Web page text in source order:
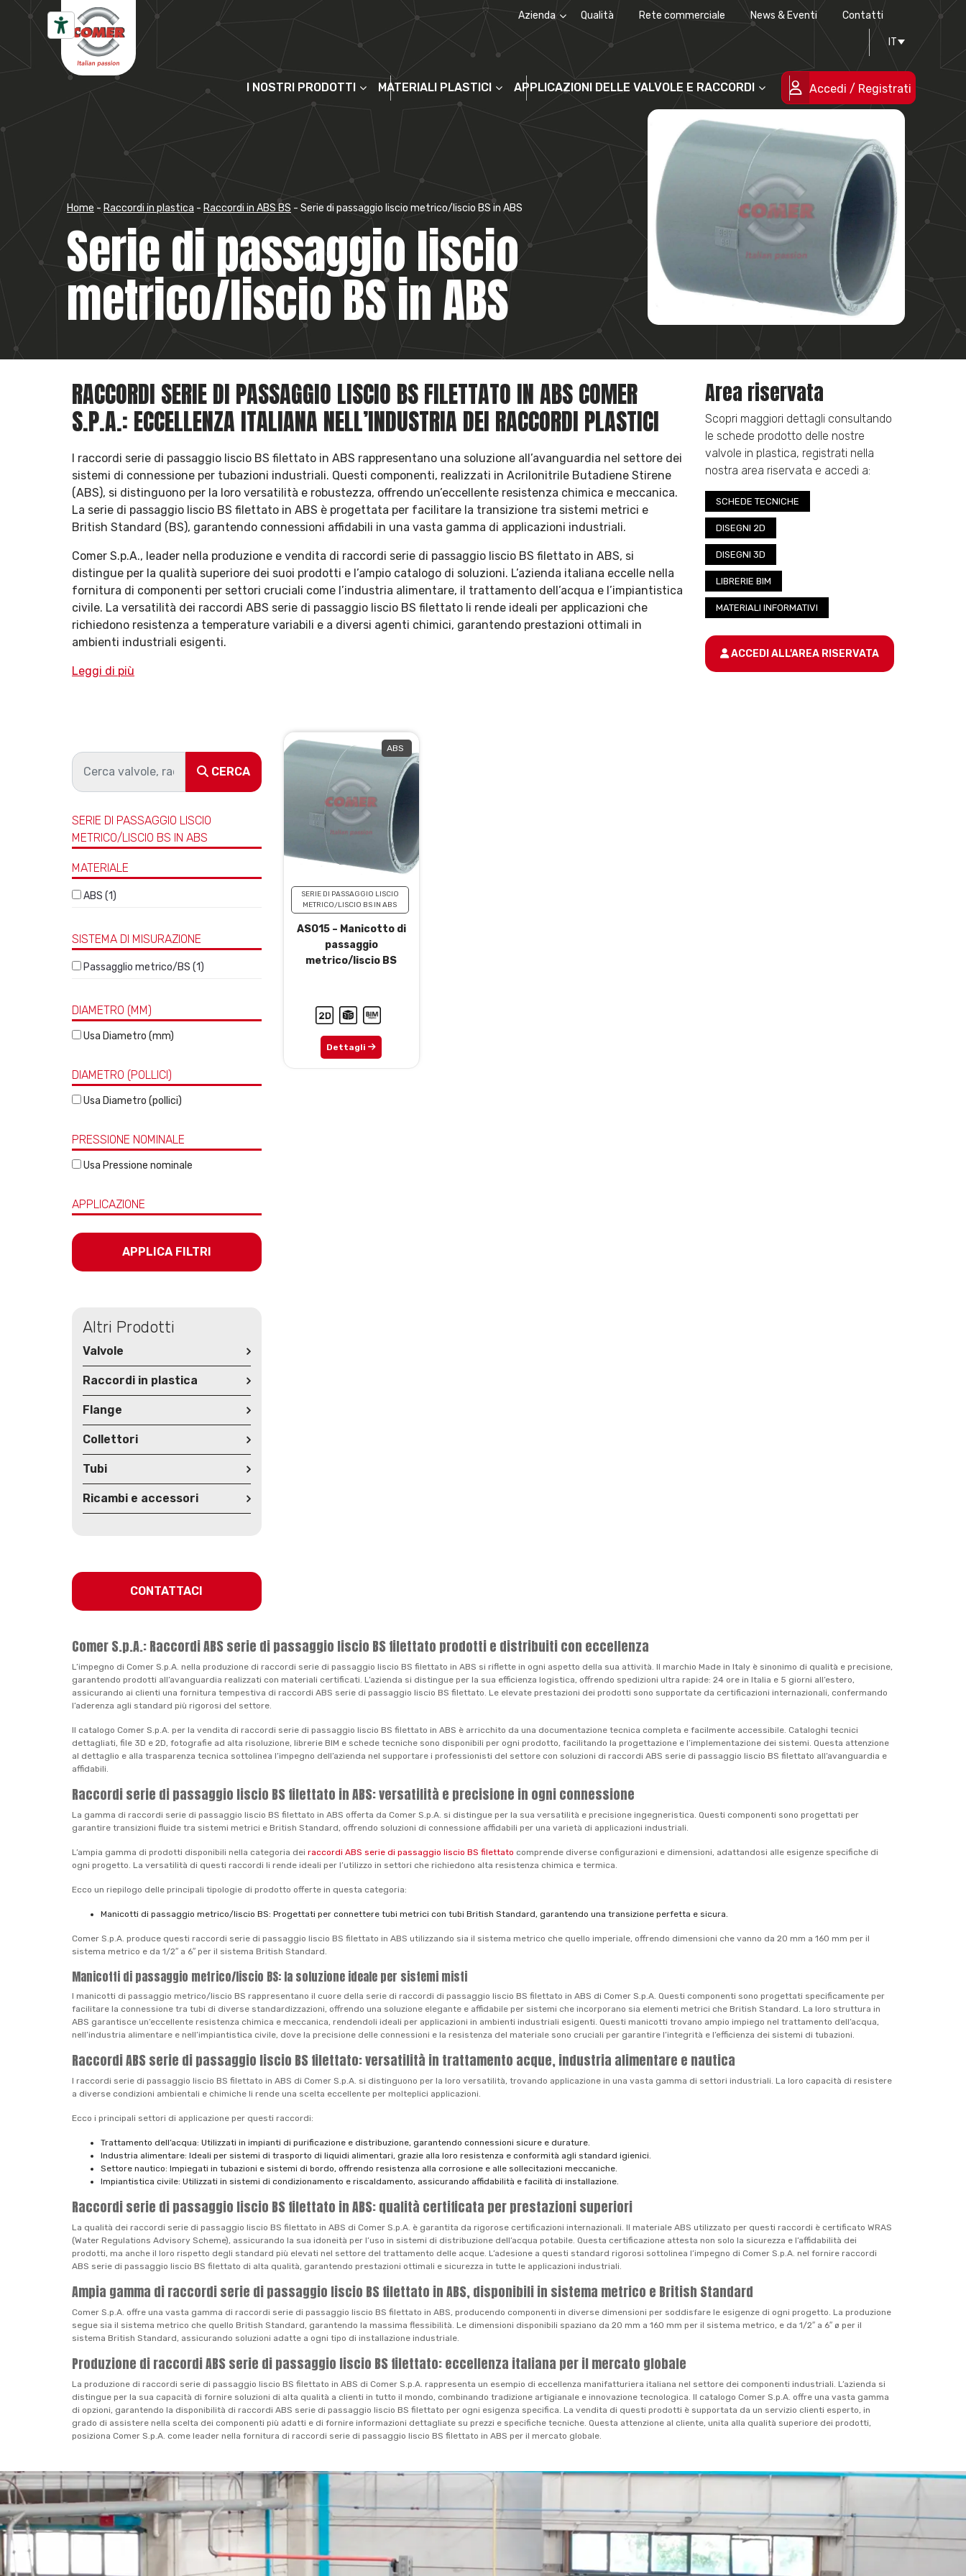
Vai al contenuto
Azienda
Chi siamo La storia Progettazione stampi Certificazioni di qualità
Progetti cofinanziati
Qualità Rete commerciale News & Eventi Contatti
IT
I NOSTRI PRODOTTI MATERIALI PLASTICI APPLICAZIONI DELLE VALVOLE E RACCORDI Accedi / Registrati
Home- Raccordi in plastica - Raccordi in ABS BS - Serie di passaggio liscio metrico/liscio BS in ABS
Serie di passaggio liscio
metrico/liscio BS in ABS
RACCORDI SERIE DI PASSAGGIO LISCIO BS FILETTATO IN ABS COMER
S.P.A.: ECCELLENZA ITALIANA NELL’INDUSTRIA DEI RACCORDI PLASTICI
I raccordi serie di passaggio liscio BS filettato in ABS rappresentano una soluzione all’avanguardia nel settore dei
sistemi di connessione per tubazioni industriali. Questi componenti, realizzati in Acrilonitrile Butadiene Stirene
(ABS), si distinguono per la loro versatilità e robustezza, offrendo un’eccellente resistenza chimica e meccanica.
La serie di passaggio liscio BS filettato in ABS è progettata per facilitare la transizione tra sistemi metrici e
British Standard (BS), garantendo connessioni affidabili in una vasta gamma di applicazioni industriali.
Comer S.p.A., leader nella produzione e vendita di raccordi serie di passaggio liscio BS filettato in ABS, si
distingue per la qualità superiore dei suoi prodotti e l’ampio catalogo di soluzioni. L’azienda italiana eccelle nella
fornitura di componenti per settori cruciali come l’industria alimentare, il trattamento dell’acqua e l’impiantistica
civile. La versatilità dei raccordi ABS serie di passaggio liscio BS filettato li rende ideali per applicazioni che
richiedono resistenza a temperature variabili e a diversi agenti chimici, garantendo prestazioni ottimali in
ambienti industriali esigenti.
Leggi di più
Area riservata
Scopri maggiori dettagli consultando
le schede prodotto delle nostre
valvole in plastica, registrati nella
nostra area riservata e accedi a:
SCHEDE TECNICHE
DISEGNI 2D
DISEGNI 3D
LIBRERIE BIM
MATERIALI INFORMATIVI
ACCEDI ALL'AREA RISERVATA
CERCA
SERIE DI PASSAGGIO LISCIO
METRICO/LISCIO BS IN ABS
MATERIALE
ABS (1)
SISTEMA DI MISURAZIONE
Passagglio metrico/BS (1)
DIAMETRO (MM)
Usa Diametro (mm)
DIAMETRO (POLLICI)
Usa Diametro (pollici)
PRESSIONE NOMINALE
Usa Pressione nominale
APPLICAZIONE
APPLICA FILTRI
Altri Prodotti
Valvole
Raccordi in plastica
Flange
Collettori
Tubi
Ricambi e accessori
CONTATTACI
ABS
SERIE DI PASSAGGIO LISCIO
METRICO/LISCIO BS IN ABS
ASO15 – Manicotto di
passaggio
metrico/liscio BS
Dettagli
Comer S.p.A.: Raccordi ABS serie di passaggio liscio BS filettato prodotti e distribuiti con eccellenza
L’impegno di Comer S.p.A. nella produzione di raccordi serie di passaggio liscio BS filettato in ABS si riflette in ogni aspetto della sua attività. Il marchio Made in Italy è sinonimo di qualità e precisione,
garantendo prodotti all’avanguardia realizzati con materiali certificati. L’azienda si distingue per la sua efficienza logistica, offrendo spedizioni ultra rapide: 24 ore in Italia e 5 giorni all’estero,
assicurando ai clienti una fornitura tempestiva di raccordi ABS serie di passaggio liscio BS filettato. Le elevate prestazioni dei prodotti sono supportate da certificazioni internazionali, confermando
l’aderenza agli standard più rigorosi del settore.
Il catalogo Comer S.p.A. per la vendita di raccordi serie di passaggio liscio BS filettato in ABS è arricchito da una documentazione tecnica completa e facilmente accessibile. Cataloghi tecnici
dettagliati, file 3D e 2D, fotografie ad alta risoluzione, librerie BIM e schede tecniche sono disponibili per ogni prodotto, facilitando la progettazione e l’implementazione dei sistemi. Questa attenzione
al dettaglio e alla trasparenza tecnica sottolinea l’impegno dell’azienda nel supportare i professionisti del settore con soluzioni di raccordi ABS serie di passaggio liscio BS filettato all’avanguardia e
affidabili.
Raccordi serie di passaggio liscio BS filettato in ABS: versatilità e precisione in ogni connessione
La gamma di raccordi serie di passaggio liscio BS filettato in ABS offerta da Comer S.p.A. si distingue per la sua versatilità e precisione ingegneristica. Questi componenti sono progettati per
garantire transizioni fluide tra sistemi metrici e British Standard, offrendo soluzioni di connessione affidabili per una varietà di applicazioni industriali.
L’ampia gamma di prodotti disponibili nella categoria dei raccordi ABS serie di passaggio liscio BS filettato comprende diverse configurazioni e dimensioni, adattandosi alle esigenze specifiche di
ogni progetto. La versatilità di questi raccordi li rende ideali per l’utilizzo in settori che richiedono alta resistenza chimica e termica.
Ecco un riepilogo delle principali tipologie di prodotto offerte in questa categoria:
Manicotti di passaggio metrico/liscio BS: Progettati per connettere tubi metrici con tubi British Standard, garantendo una transizione perfetta e sicura.
Comer S.p.A. produce questi raccordi serie di passaggio liscio BS filettato in ABS utilizzando sia il sistema metrico che quello imperiale, offrendo dimensioni che vanno da 20 mm a 160 mm per il
sistema metrico e da 1/2″ a 6″ per il sistema British Standard.
Manicotti di passaggio metrico/liscio BS: la soluzione ideale per sistemi misti
I manicotti di passaggio metrico/liscio BS rappresentano il cuore della serie di raccordi di passaggio liscio BS filettato in ABS di Comer S.p.A. Questi componenti sono progettati specificamente per
facilitare la connessione tra tubi di diverse standardizzazioni, offrendo una soluzione elegante e affidabile per sistemi che incorporano sia elementi metrici che British Standard. La loro struttura in
ABS garantisce un’eccellente resistenza chimica e meccanica, rendendoli ideali per applicazioni in ambienti industriali esigenti. Questi manicotti trovano ampio impiego nel trattamento dell’acqua,
nell’industria alimentare e nell’impiantistica civile, dove la precisione delle connessioni e la resistenza del materiale sono cruciali per garantire l’integrità e l’efficienza dei sistemi di tubazioni.
Raccordi ABS serie di passaggio liscio BS filettato: versatilità in trattamento acque, industria alimentare e nautica
I raccordi serie di passaggio liscio BS filettato in ABS di Comer S.p.A. si distinguono per la loro versatilità, trovando applicazione in una vasta gamma di settori industriali. La loro capacità di resistere
a diverse condizioni ambientali e chimiche li rende una scelta eccellente per molteplici applicazioni.
Ecco i principali settori di applicazione per questi raccordi:
Trattamento dell’acqua: Utilizzati in impianti di purificazione e distribuzione, garantendo connessioni sicure e durature.
Industria alimentare: Ideali per sistemi di trasporto di liquidi alimentari, grazie alla loro resistenza e conformità agli standard igienici.
Settore nautico: Impiegati in tubazioni e sistemi di bordo, offrendo resistenza alla corrosione e alle sollecitazioni meccaniche.
Impiantistica civile: Utilizzati in sistemi di condizionamento e riscaldamento, assicurando affidabilità e facilità di installazione.
Raccordi serie di passaggio liscio BS filettato in ABS: qualità certificata per prestazioni superiori
La qualità dei raccordi serie di passaggio liscio BS filettato in ABS di Comer S.p.A. è garantita da rigorose certificazioni internazionali. Il materiale ABS utilizzato per questi raccordi è certificato WRAS
(Water Regulations Advisory Scheme), assicurando la sua idoneità per l’uso in sistemi di distribuzione dell’acqua potabile. Questa certificazione attesta non solo la sicurezza e l’affidabilità dei
prodotti, ma anche il loro rispetto degli standard più elevati nel settore del trattamento delle acque. L’adesione a questi standard rigorosi sottolinea l’impegno di Comer S.p.A. nel fornire raccordi
ABS serie di passaggio liscio BS filettato di alta qualità, garantendo prestazioni ottimali e sicurezza in tutte le applicazioni industriali.
Ampia gamma di raccordi serie di passaggio liscio BS filettato in ABS, disponibili in sistema metrico e British Standard
Comer S.p.A. offre una vasta gamma di raccordi serie di passaggio liscio BS filettato in ABS, producendo componenti in diverse dimensioni per soddisfare le esigenze di ogni progetto. La produzione
segue sia il sistema metrico che quello British Standard, garantendo la massima flessibilità. Le dimensioni disponibili spaziano da 20 mm a 160 mm per il sistema metrico, e da 1/2″ a 6″ ø per il
sistema British Standard, assicurando soluzioni adatte a ogni tipo di installazione industriale.
Produzione di raccordi ABS serie di passaggio liscio BS filettato: eccellenza italiana per il mercato globale
La produzione di raccordi serie di passaggio liscio BS filettato in ABS di Comer S.p.A. rappresenta un esempio di eccellenza manifatturiera italiana nel settore dei componenti industriali. L’azienda si
distingue per la sua capacità di fornire soluzioni di alta qualità a clienti in tutto il mondo, combinando tradizione artigianale e innovazione tecnologica. Il catalogo Comer S.p.A. offre una vasta gamma
di opzioni, garantendo la disponibilità di raccordi ABS serie di passaggio liscio BS filettato per ogni esigenza specifica. La vendita di questi prodotti è supportata da un servizio clienti esperto, in
grado di assistere nella scelta dei componenti più adatti e di fornire informazioni dettagliate su prezzi e specifiche tecniche. Questa attenzione al cliente, unita alla qualità superiore dei prodotti,
posiziona Comer S.p.A. come leader nella fornitura di raccordi serie di passaggio liscio BS filettato in ABS per il mercato globale.